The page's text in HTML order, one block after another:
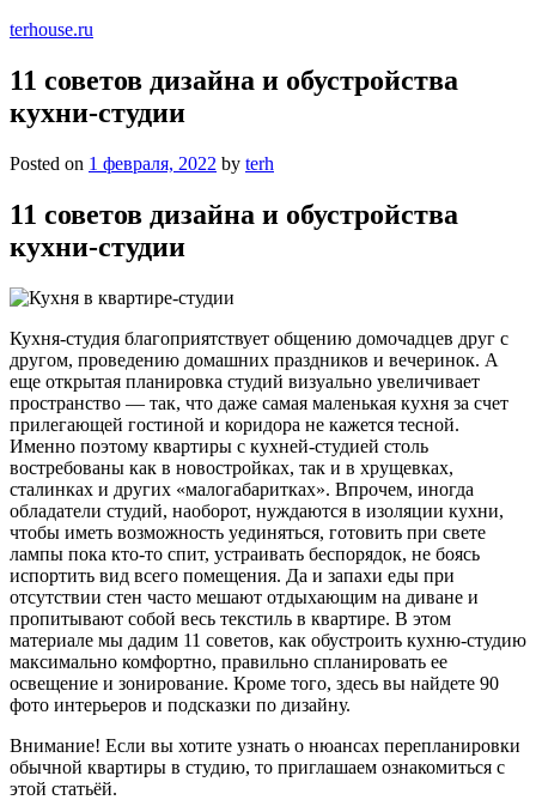
terhouse.ru
11 советов дизайна и обустройства
кухни-студии
Posted on 1 февраля, 2022 by terh
11 советов дизайна и обустройства
кухни-студии
Кухня-студия благоприятствует общению домочадцев друг с
другом, проведению домашних праздников и вечеринок. А
еще открытая планировка студий визуально увеличивает
пространство — так, что даже самая маленькая кухня за счет
прилегающей гостиной и коридора не кажется тесной.
Именно поэтому квартиры с кухней-студией столь
востребованы как в новостройках, так и в хрущевках,
сталинках и других «малогабаритках». Впрочем, иногда
обладатели студий, наоборот, нуждаются в изоляции кухни,
чтобы иметь возможность уединяться, готовить при свете
лампы пока кто-то спит, устраивать беспорядок, не боясь
испортить вид всего помещения. Да и запахи еды при
отсутствии стен часто мешают отдыхающим на диване и
пропитывают собой весь текстиль в квартире. В этом
материале мы дадим 11 советов, как обустроить кухню-студию
максимально комфортно, правильно спланировать ее
освещение и зонирование. Кроме того, здесь вы найдете 90
фото интерьеров и подсказки по дизайну.
Внимание! Если вы хотите узнать о нюансах перепланировки
обычной квартиры в студию, то приглашаем ознакомиться с
этой статьёй.